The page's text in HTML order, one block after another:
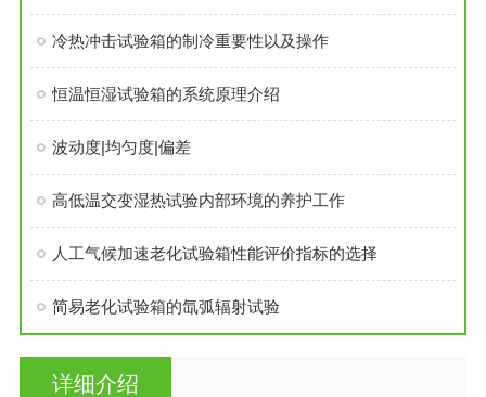
冷热冲击试验箱的制冷重要性以及操作
恒温恒湿试验箱的系统原理介绍
波动度|均匀度|偏差
高低温交变湿热试验内部环境的养护工作
人工气候加速老化试验箱性能评价指标的选择
简易老化试验箱的氙弧辐射试验
详细介绍